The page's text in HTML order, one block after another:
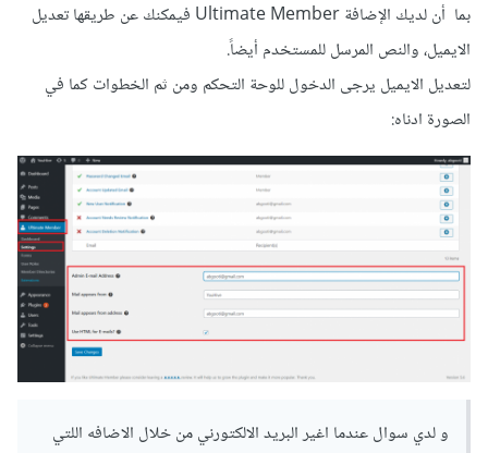
بما أن لديك الإضافة Ultimate Member فيمكنك عن طريقها تعديل
الايميل، والنص المرسل للمستخدم أيضاً.
لتعديل الايميل يرجى الدخول للوحة التحكم ومن ثم الخطوات كما في
الصورة ادناه:
و لدي سوال عندما اغير البريد الالكتورني من خلال الاضافه اللتي